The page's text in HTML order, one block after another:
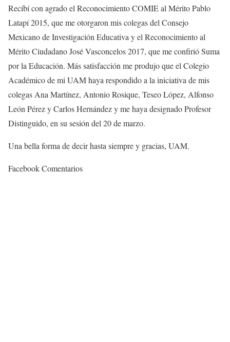
Recibí con agrado el Reconocimiento COMIE al Mérito Pablo
Latapí 2015, que me otorgaron mis colegas del Consejo
Mexicano de Investigación Educativa y el Reconocimiento al
Mérito Ciudadano José Vasconcelos 2017, que me confirió Suma
por la Educación. Más satisfacción me produjo que el Colegio
Académico de mi UAM haya respondido a la iniciativa de mis
colegas Ana Martínez, Antonio Rosique, Teseo López, Alfonso
León Pérez y Carlos Hernández y me haya designado Profesor
Distinguido, en su sesión del 20 de marzo.
Una bella forma de decir hasta siempre y gracias, UAM.
Facebook Comentarios